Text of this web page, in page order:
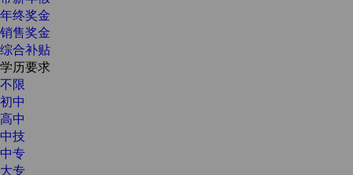
年终奖金
销售奖金
综合补贴
学历要求
不限
初中
高中
中技
中专
大专